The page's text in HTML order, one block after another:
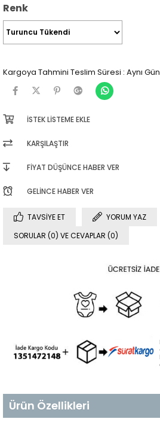
Renk
Kargoya Tahmini Teslim Süresi : Aynı Gün
İSTEK LISTEME EKLE
KARŞILAŞTIR
FIYAT DÜŞÜNCE HABER VER
GELINCE HABER VER
TAVSIYE ET
YORUM YAZ
SORULAR (0) VE CEVAPLAR (0)
Ürün Özellikleri